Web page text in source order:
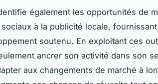
également les opportunités de
sociaux à la publicité locale,
soutenu. En exploitant ces
ancrer son activité dans son
aux changements de marché à